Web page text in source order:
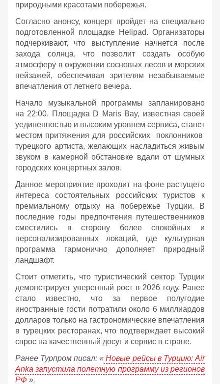
природными красотами побережья.
Согласно анонсу, концерт пройдет на специально
подготовленной площадке Helipad. Организаторы
подчеркивают, что выступление начнется после
захода солнца, что позволит создать особую
атмосферу в окружении сосновых лесов и морских
пейзажей, обеспечивая зрителям незабываемые
впечатления от летнего вечера.
Начало музыкальной программы запланировано
на 22:00. Площадка D Maris Bay, известная своей
уединенностью и высоким уровнем сервиса, станет
местом притяжения для российских поклонников
турецкого артиста, желающих насладиться живым
звуком в камерной обстановке вдали от шумных
городских концертных залов.
Данное мероприятие проходит на фоне растущего
интереса состоятельных российских туристов к
премиальному отдыху на побережье Турции. В
последние годы предпочтения путешественников
сместились в сторону более спокойных и
персонализированных локаций, где культурная
программа гармонично дополняет природный
ландшафт.
Стоит отметить, что туристический сектор Турции
демонстрирует уверенный рост в 2026 году. Ранее
стало известно, что за первое полугодие
иностранные гости потратили около 6 миллиардов
долларов только на гастрономические впечатления
в турецких ресторанах, что подтверждает высокий
спрос на качественный досуг и сервис в стране.
Ранее Турпром писал: « Новые рейсы в Турцию: Air
Anka запустила полетную программу из регионов
РФ ».